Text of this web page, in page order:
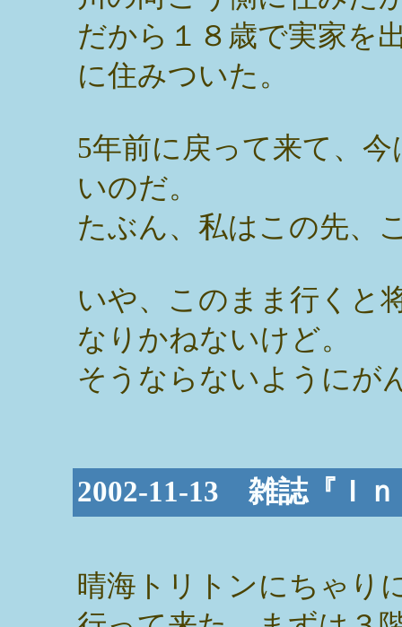
だから１８歳で実家を
に住みついた。
5年前に戻って来て、
いのだ。
たぶん、私はこの先、
いや、このまま行くと
なりかねないけど。
そうならないようにが
2002-11-13 雑誌『Ｉ
晴海トリトンにちゃり